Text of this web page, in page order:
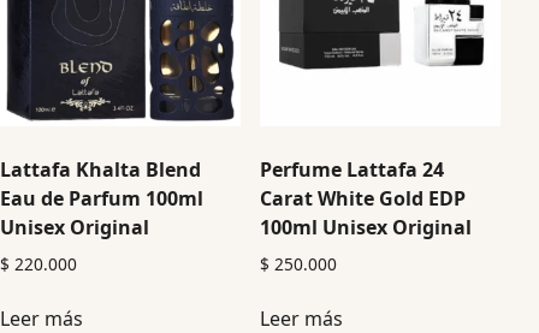
Lattafa Khalta Blend
Eau de Parfum 100ml
Unisex Original
$ 220.000
Leer más
Perfume Lattafa 24
Carat White Gold EDP
100ml Unisex Original
$ 250.000
Leer más